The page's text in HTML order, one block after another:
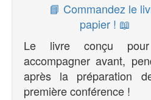
📘 Commandez le
papier ! 📖
Le livre conçu
accompagner avant,
après la préparation
première conférence !